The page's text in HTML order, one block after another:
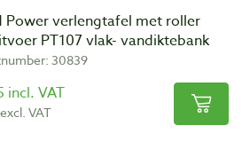
Power verlengtafel met roller
PT107 vlak- vandiktebank
30839
incl. VAT
VAT